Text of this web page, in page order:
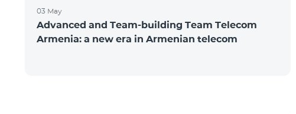
03 May
Advanced and Team-building Team Telecom
Armenia: a new era in Armenian telecom